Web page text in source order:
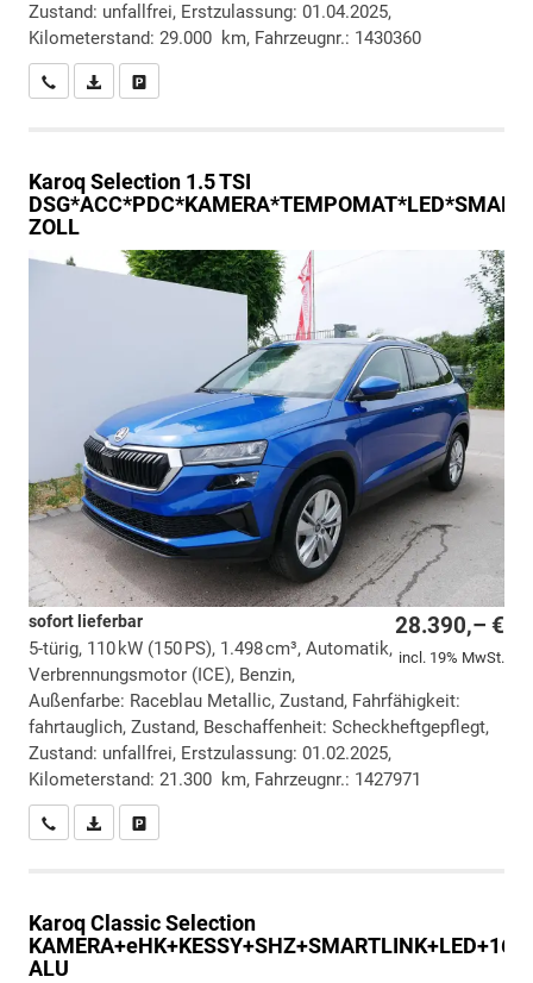
Zustand: unfallfrei, Erstzulassung: 01.04.2025,
Kilometerstand: 29.000 km, Fahrzeugnr.: 1430360
Wir rufen Sie anPDF-Datei, Fahrzeugexposé drucken
KaroqSelection 1.5 TSI
ZOLL
28.390,– €
incl. 19% MwSt.
sofort lieferbar
5-türig, 110 kW (150 PS), 1.498 cm³, Automatik,
Verbrennungsmotor (ICE), Benzin,
Außenfarbe: Raceblau Metallic, Zustand, Fahrfähigkeit:
fahrtauglich, Zustand, Beschaffenheit: Scheckheftgepflegt,
Zustand: unfallfrei, Erstzulassung: 01.02.2025,
Kilometerstand: 21.300 km, Fahrzeugnr.: 1427971
Wir rufen Sie anPDF-Datei, Fahrzeugexposé drucken
KaroqClassic Selection
KAMERA+eHK+KESSY+SHZ+SMARTLINK+LED+16"
ALU